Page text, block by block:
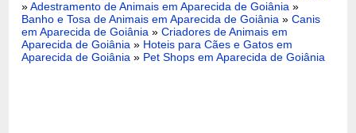
»Adestramento de Animais em Aparecida de Goiânia »
Banho e Tosa de Animais em Aparecida de Goiânia »Canis
em Aparecida de Goiânia »Criadores de Animais em
Aparecida de Goiânia » Hoteis para Cães e Gatos em
Aparecida de Goiânia » Pet Shops em Aparecida de Goiânia